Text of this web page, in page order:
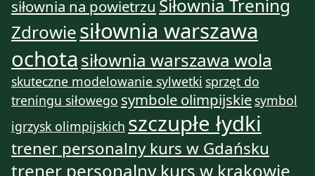
siłownia na powietrzu Siłownia Trening
Zdrowiesiłownia warszawa
ochota siłownia warszawa wola
skuteczne modelowanie sylwetki sprzęt do
treningu siłowego symbole olimpijskie symbol
igrzysk olimpijskich szczupłe łydki
trener personalny kurs w Gdańsku
trener personalny kurs w krakowie